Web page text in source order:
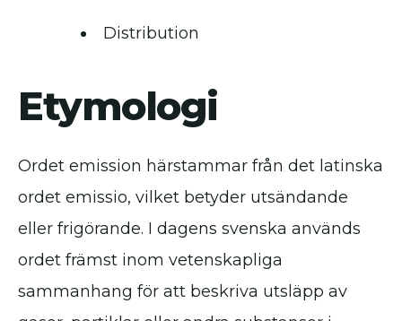
Distribution
Etymologi
Ordet emission härstammar från det latinska
ordet emissio, vilket betyder utsändande
eller frigörande. I dagens svenska används
ordet främst inom vetenskapliga
sammanhang för att beskriva utsläpp av